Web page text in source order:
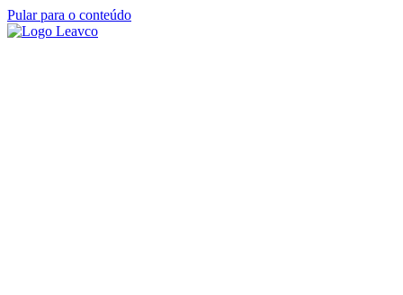
Pular para o conteúdo